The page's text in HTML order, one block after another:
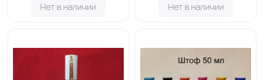
Нет в наличии
Нет в наличии